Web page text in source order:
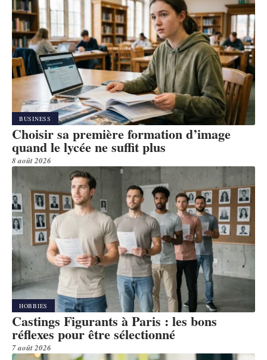
BUSINESS
Choisir sa première formation d’image
quand le lycée ne suffit plus
8 août 2026
HOBBIES
Castings Figurants à Paris : les bons
réflexes pour être sélectionné
7 août 2026